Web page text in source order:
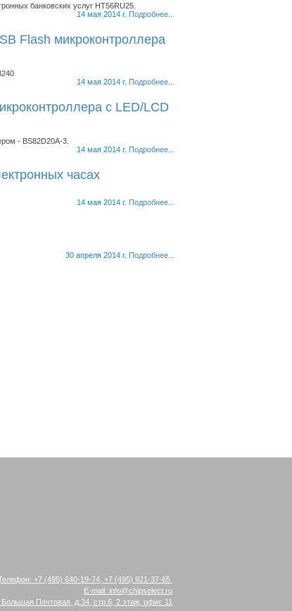
банковских услуг HT56RU25.
14 мая 2014 г. Подробнее...
Flash микроконтроллера
14 мая 2014 г. Подробнее...
с LED/LCD
- BS82D20A-3.
14 мая 2014 г. Подробнее...
часах
14 мая 2014 г. Подробнее...
30 апреля 2014 г. Подробнее...
+7 (495) 640-19-74 +7 (495) 921-37-65
E-mail: info@chipselect.ru
Большая Почтовая, д.34, стр.6, 2 этаж, офис 11